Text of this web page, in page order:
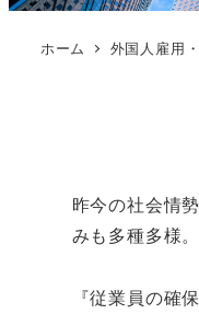
ホーム 外国人雇用
昨今の社会情
みも多種多様。
『従業員の確